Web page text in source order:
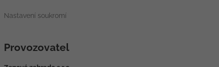
Nastavení soukromí
Provozovatel